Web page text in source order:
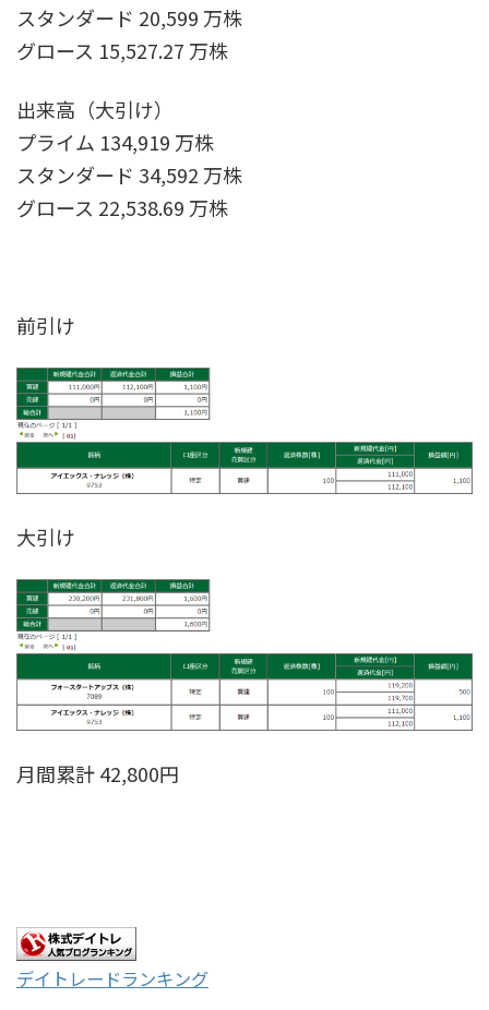
スタンダード 20,599 万株
グロース 15,527.27 万株
出来高（大引け）
プライム 134,919 万株
スタンダード 34,592 万株
グロース 22,538.69 万株
前引け
大引け
月間累計 42,800円
デイトレードランキング